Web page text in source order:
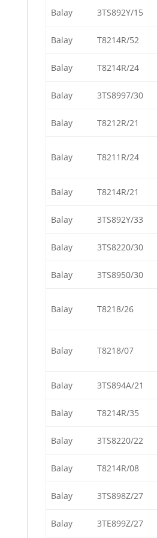
Balay 3TS892Y/15
Balay T8214R/52
Balay T8214R/24
Balay 3TS8997/30
Balay T8212R/21
Balay T8211R/24
Balay T8214R/21
Balay 3TS892Y/33
Balay 3TS8220/30
Balay 3TS8950/30
Balay T8218/26
Balay T8218/07
Balay 3TS894A/21
Balay T8214R/35
Balay 3TS8220/22
Balay T8214R/08
Balay 3TS898Z/27
Balay 3TE899Z/27